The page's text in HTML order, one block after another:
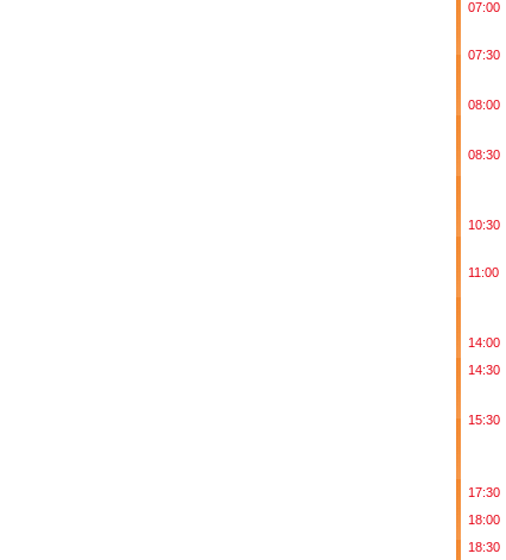
07:00
07:30
08:00
08:30
10:30
11:00
14:00
14:30
15:30
17:30
18:00
18:30